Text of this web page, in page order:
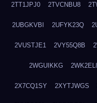
2TT1JPJ0 2TVCNBU8
2UBGKVBI 2UFYK23Q
2VUSTJE1 2VY55Q8B
2WGUIKKG
2X7CQ1SY 2XYTJWGS